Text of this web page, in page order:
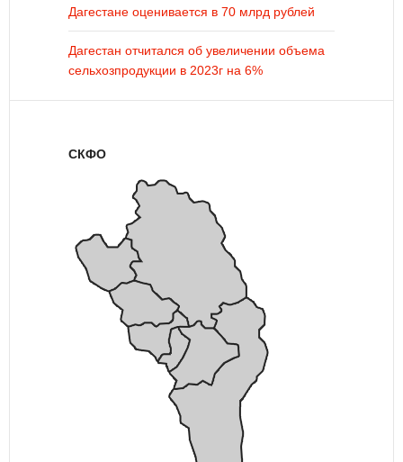
Дагестане оценивается в 70 млрд рублей
Дагестан отчитался об увеличении объема
сельхозпродукции в 2023г на 6%
СКФО